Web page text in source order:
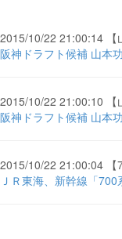
2015/10/22 21:00:14 【
阪神ドラフト候補 山本
2015/10/22 21:00:10 【
阪神ドラフト候補 山本
2015/10/22 21:00:04 【
ＪＲ東海、新幹線「